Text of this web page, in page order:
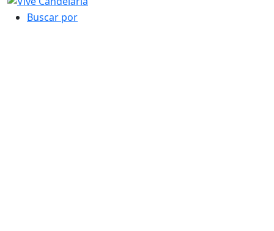
Buscar por